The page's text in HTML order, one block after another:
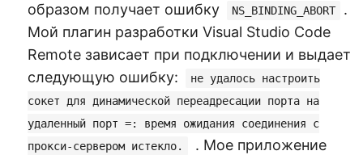
образом получает ошибку
NS_BINDING_ABORT
.
Мой плагин разработки Visual Studio Code
Remote зависает при подключении и выдает
следующую ошибку:
не удалось настроить
сокет для динамической переадресации порта на
удаленный порт =: время ожидания соединения с
прокси-сервером истекло.
. Мое приложение